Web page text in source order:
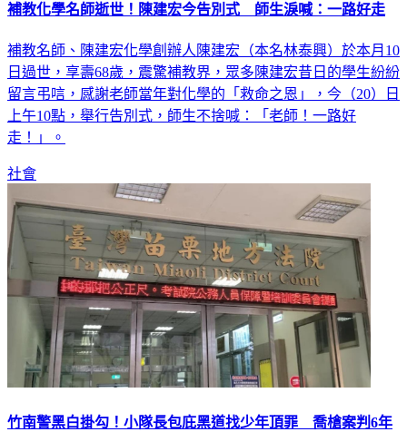
補教化學名師逝世！陳建宏今告別式 師生淚喊：一路好走
補教名師、陳建宏化學創辦人陳建宏（本名林泰興）於本月10
日過世，享壽68歲，震驚補教界，眾多陳建宏昔日的學生紛紛
留言弔唁，感謝老師當年對化學的「救命之恩」，今（20）日
上午10點，舉行告別式，師生不捨喊：「老師！一路好
走！」。
社會
竹南警黑白掛勾！小隊長包庇黑道找少年頂罪 喬槍案判6年